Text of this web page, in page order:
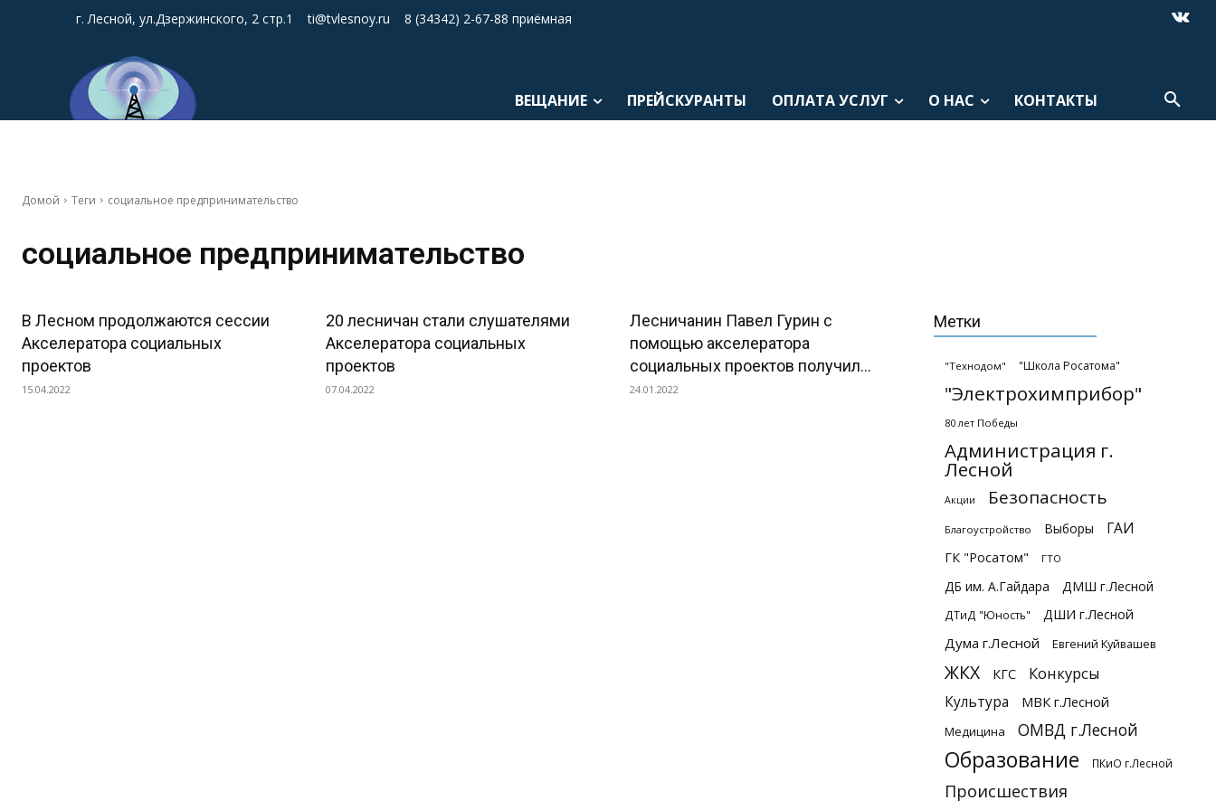
г. Лесной, ул.Дзержинского, 2 стр.1 ti@tvlesnoy.ru 8 (34342) 2-67-88 приёмная
ВЕЩАНИЕ ПРЕЙСКУРАНТЫ ОПЛАТА УСЛУГ О НАС КОНТАКТЫ
Домой Теги социальное предпринимательство
социальное предпринимательство
В Лесном продолжаются сессии
Акселератора социальных
проектов
15.04.2022
20 лесничан стали слушателями
Акселератора социальных
проектов
07.04.2022
Лесничанин Павел Гурин с
помощью акселератора
социальных проектов получил...
24.01.2022
Метки
"Технодом" "Школа Росатома"
"Электрохимприбор"
80 лет Победы
Администрация г.
Лесной
Акции Безопасность
Благоустройство Выборы ГАИ
ГК "Росатом" ГТО
ДБ им. А.Гайдара ДМШ г.Лесной
ДТиД "Юность"
ДШИ г.Лесной
Дума г.Лесной
Евгений Куйвашев
ЖКХ КГС Конкурсы
Культура МВК г.Лесной
Медицина ОМВД г.Лесной
Образование ПКиО г.Лесной
Происшествия